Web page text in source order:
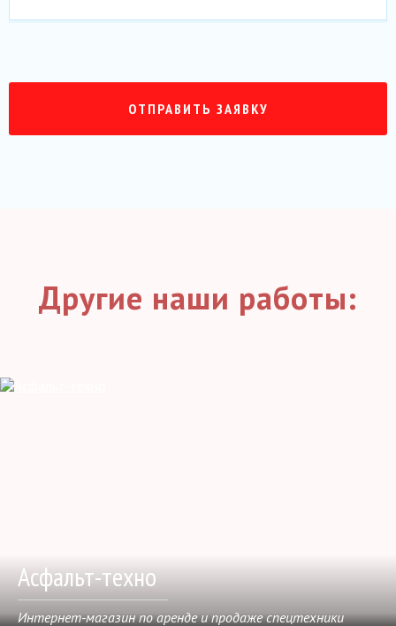
Другие наши работы:
Асфальт-техно
Интернет-магазин по аренде и продаже спецтехники